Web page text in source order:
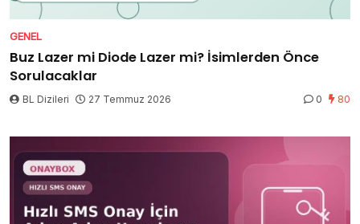
GENEL
Buz Lazer mi Diode Lazer mi? İsimlerden Önce
Sorulacaklar
BL Dizileri 27 Temmuz 2026 0 80